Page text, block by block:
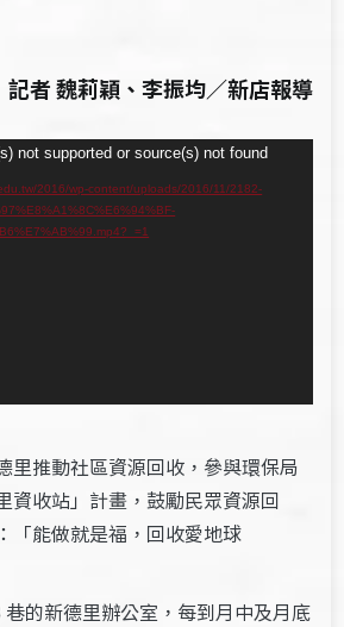
記者 魏莉穎、李振均／新店報導
not supported or source(s) not found
2016/wp-content/uploads/2016/11/2182-
里推動社區資源回收，參與環保局
資收站」計畫，鼓勵民眾資源回
「能做就是福，回收愛地球
巷的新德里辦公室，每到月中及月底